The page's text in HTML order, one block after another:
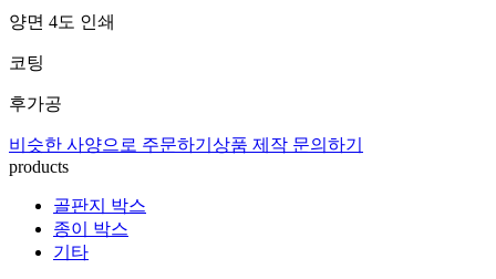
양면 4도 인쇄
코팅
후가공
비슷한 사양으로 주문하기 상품 제작 문의하기
products
골판지 박스
종이 박스
기타